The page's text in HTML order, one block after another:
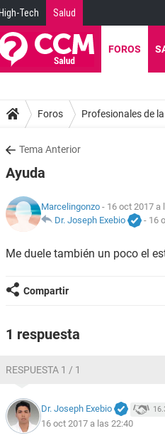
High-Tech Salud
FOROS
Foros Profesionales de
Tema Anterior
Ayuda
Marcelingonzo - 16 oct 2017 a
Dr. Joseph Exebio
- 16
Me duele también un poco el
Compartir
1 respuesta
RESPUESTA 1 / 1
Dr. Joseph Exebio
16 oct 2017 a las 22:40